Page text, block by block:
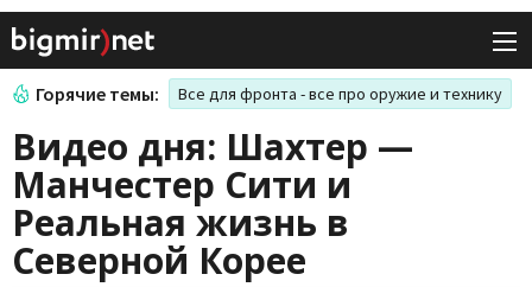
Горячие темы: Все для фронта - все про оружие и технику
Видео дня: Шахтер —
Манчестер Сити и
Реальная жизнь в
Северной Корее